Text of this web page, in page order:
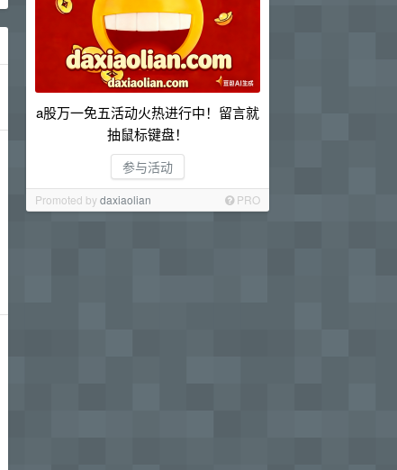
a股万一免五活动火热进行中！留言就
抽鼠标键盘！
参与活动
Promoted bydaxiaolian PRO